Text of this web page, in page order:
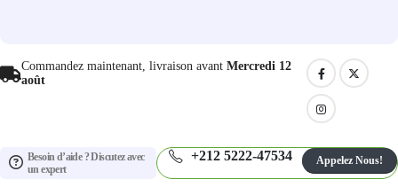
Commandez maintenant, livraison avant Mercredi 12
août
Besoin d’aide ? Discutez avec
un expert
+212 5222-47534 Appelez Nous!